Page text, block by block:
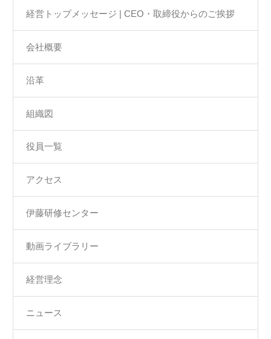
経営トップメッセージ | CEO・取締役からのご挨拶
会社概要
沿革
組織図
役員一覧
アクセス
伊藤研修センター
動画ライブラリー
経営理念
ニュース